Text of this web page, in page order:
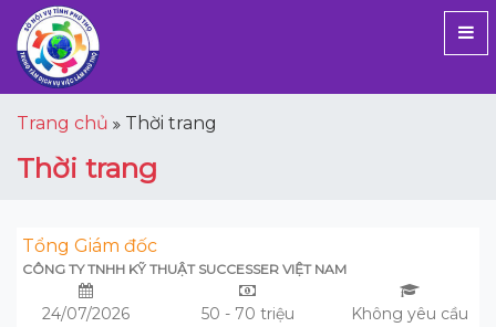
Trang chủ Thời trang
Thời trang
Tổng Giám đốc
CÔNG TY TNHH KỸ THUẬT SUCCESSER VIỆT NAM
24/07/2026 50 - 70 triệu Không yêu cầu